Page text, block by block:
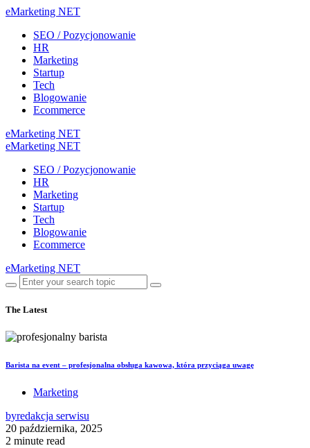
eMarketing NET
SEO / Pozycjonowanie
HR
Marketing
Startup
Tech
Blogowanie
Ecommerce
eMarketing NET
eMarketing NET
SEO / Pozycjonowanie
HR
Marketing
Startup
Tech
Blogowanie
Ecommerce
eMarketing NET
The Latest
Barista na event – profesjonalna obsługa kawowa, która przyciąga uwagę
Marketing
byredakcja serwisu
20 października, 2025
2 minute read